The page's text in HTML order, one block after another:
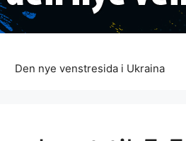
Den nye venstresida i Ukraina